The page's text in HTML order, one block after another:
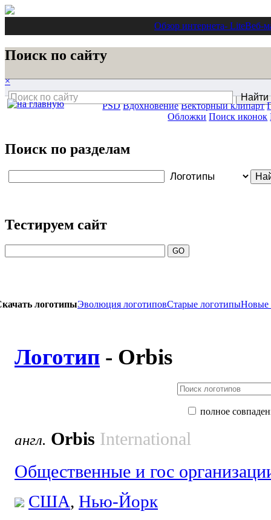
Обзор интернета- LiteВеб-
Поиск по сайту
×
Поиск по разделам
Тестируем сайт
логотипыЭволюция логотиповСтарые логотипыНовые
PSD Вдохновение Векторный клипарт
Обложки Поиск иконок
Логотип - Orbis
полное
англ. Orbis International
Общественные и гос
США, Нью-Йорк